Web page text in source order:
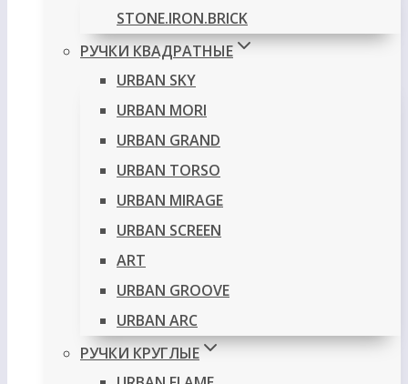
STONE.IRON.BRICK
РУЧКИ КВАДРАТНЫЕ
URBAN SKY
URBAN MORI
URBAN GRAND
URBAN TORSO
URBAN MIRAGE
URBAN SCREEN
ART
URBAN GROOVE
URBAN ARC
РУЧКИ КРУГЛЫЕ